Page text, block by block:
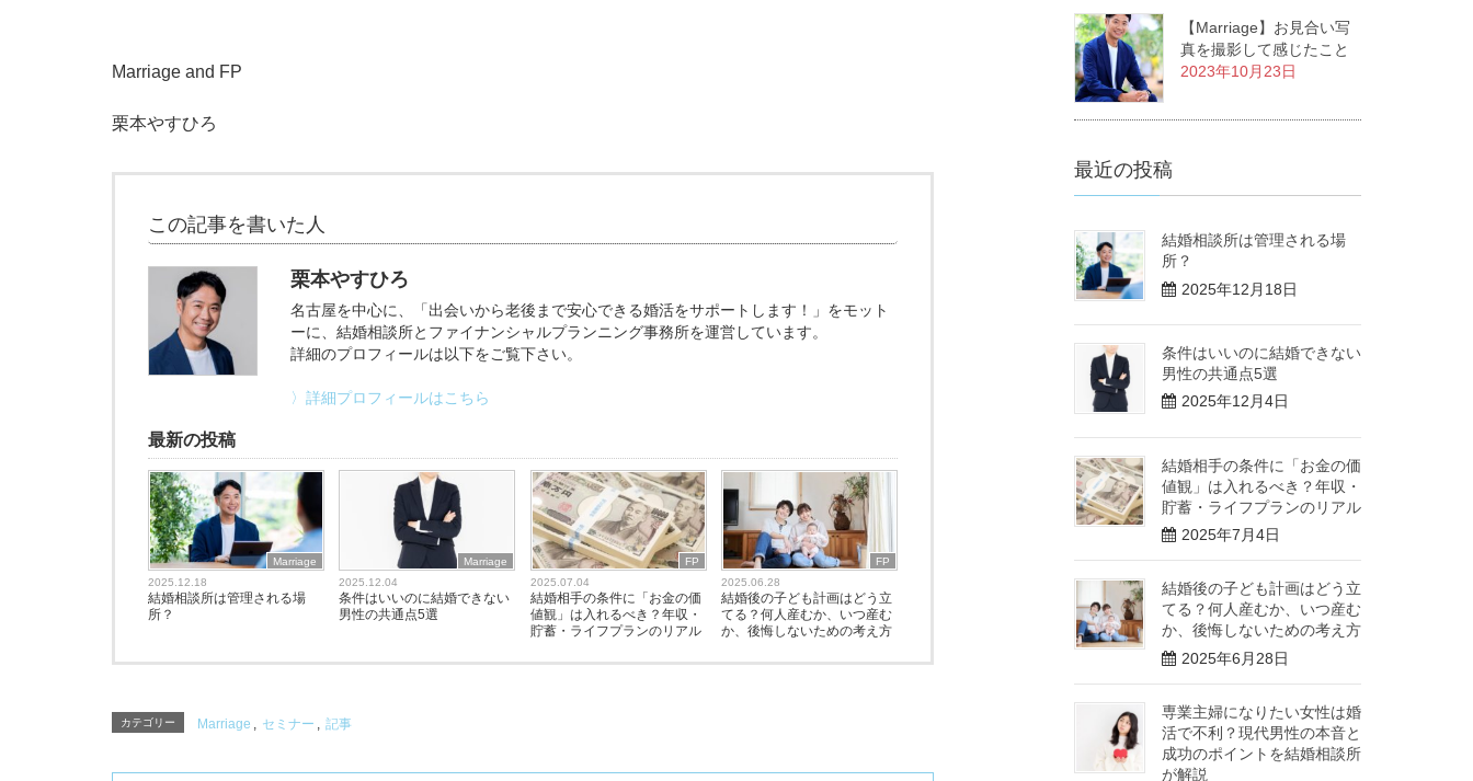
Marriage and FP
栗本やすひろ
この記事を書いた人
栗本やすひろ
名古屋を中心に、「出会いから老後まで安心できる婚活をサポートします！」をモット
ーに、結婚相談所とファイナンシャルプランニング事務所を運営しています。
詳細のプロフィールは以下をご覧下さい。
〉詳細プロフィールはこちら
最新の投稿
Marriage
2025.12.18
結婚相談所は管理される場
所？
Marriage
2025.12.04
条件はいいのに結婚できない
男性の共通点5選
FP
2025.07.04
結婚相手の条件に「お金の価
値観」は入れるべき？年収・
貯蓄・ライフプランのリアル
FP
2025.06.28
結婚後の子ども計画はどう立
てる？何人産むか、いつ産む
か、後悔しないための考え方
カテゴリー Marriage , セミナー , 記事
【Marriage】お見合い写
真を撮影して感じたこと
2023年10月23日
最近の投稿
結婚相談所は管理される場
所？
2025年12月18日
条件はいいのに結婚できない
男性の共通点5選
2025年12月4日
結婚相手の条件に「お金の価
値観」は入れるべき？年収・
貯蓄・ライフプランのリアル
2025年7月4日
結婚後の子ども計画はどう立
てる？何人産むか、いつ産む
か、後悔しないための考え方
2025年6月28日
専業主婦になりたい女性は婚
活で不利？現代男性の本音と
成功のポイントを結婚相談所
が解説